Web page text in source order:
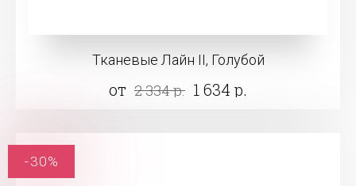
Тканевые Лайн II, Голубой
от 2 334 р. 1 634 р.
-30%